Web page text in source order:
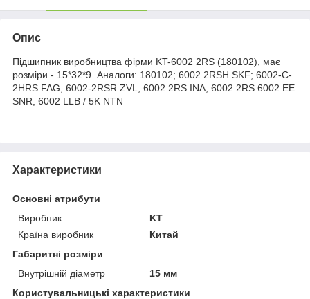
Опис
Підшипник виробництва фірми KT-6002 2RS (180102), має
розміри - 15*32*9. Аналоги: 180102; 6002 2RSH SKF; 6002-C-
2HRS FAG; 6002-2RSR ZVL; 6002 2RS INA; 6002 2RS 6002 EE
SNR; 6002 LLB / 5K NTN
Характеристики
Основні атрибути
Виробник
KT
Країна виробник
Китай
Габаритні розміри
Внутрішній діаметр
15 мм
Користувальницькі характеристики